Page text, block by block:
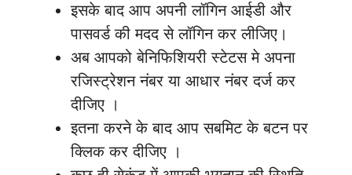
इसके बाद आप अपनी लॉगिन आईडी और
पासवर्ड की मदद से लॉगिन कर लीजिए।
अब आपको बेनिफिशियरी स्टेटस मे अपना
रजिस्ट्रेशन नंबर या आधार नंबर दर्ज कर
दीजिए ।
इतना करने के बाद आप सबमिट के बटन पर
क्लिक कर दीजिए ।